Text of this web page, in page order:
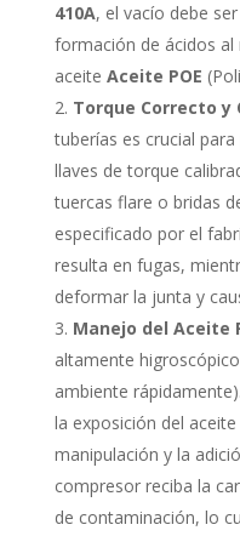
410A, el vacío debe
formación de ácidos al
aceite Aceite POE
Torque Correcto y
tuberías es crucial
llaves de torque
tuercas flare o bridas
especificado por el
resulta en fugas,
deformar la junta y
Manejo del Aceite
altamente
ambiente
la exposición del
manipulación y la
compresor reciba la
de contaminación, lo